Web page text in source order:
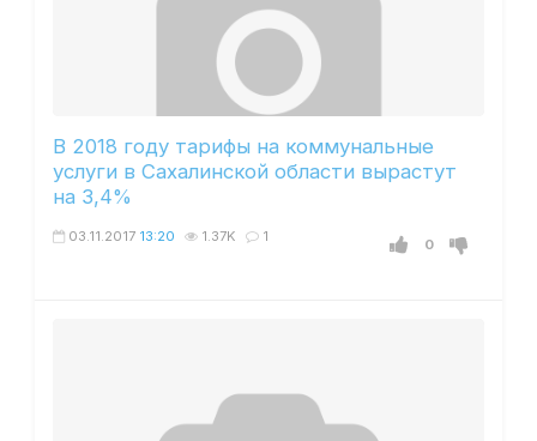
В 2018 году тарифы на коммунальные
услуги в Сахалинской области вырастут
на 3,4%
0
03.11.2017 13:20 1.37K 1